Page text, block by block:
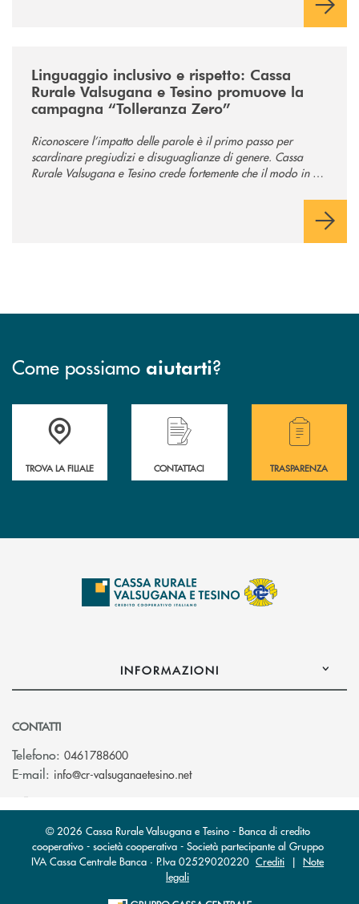
Linguaggio inclusivo e rispetto: Cassa
Rurale Valsugana e Tesino promuove la
campagna “Tolleranza Zero”
Riconoscere l’impatto delle parole è il primo passo per
scardinare pregiudizi e disuguaglianze di genere. Cassa
Rurale Valsugana e Tesino crede fortemente che il modo in cui
Come possiamo aiutarti?
Accedi all' elenco completo delle filiali .
TROVA LA FILIALE
Hai bisogno di assistenza immediata?
CONTATTACI
Hai bisogno di
TRASPARENZA
INFORMAZIONI
CONTATTI
Telefono: 0461788600
E-mail: info@cr-valsuganaetesino.net(si apre l’app di posta
© 2026 Cassa Rurale Valsugana e Tesino - Banca di credito
cooperativo - società cooperativa - Società partecipante al Gruppo
IVA Cassa Centrale Banca · P.Iva 02529020220 Crediti | Note
legali